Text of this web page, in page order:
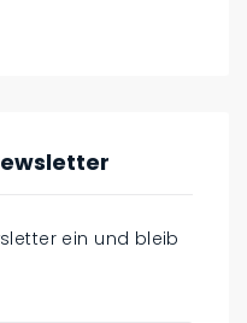
ein und bleib